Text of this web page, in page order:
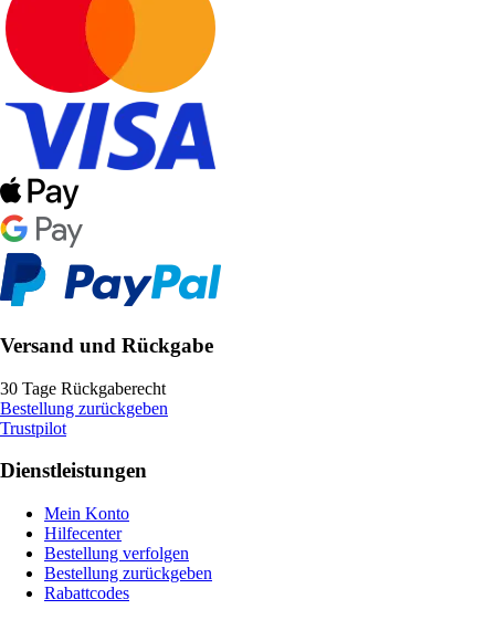
Versand und Rückgabe
30 Tage Rückgaberecht
Bestellung zurückgeben
Trustpilot
Dienstleistungen
Mein Konto
Hilfecenter
Bestellung verfolgen
Bestellung zurückgeben
Rabattcodes